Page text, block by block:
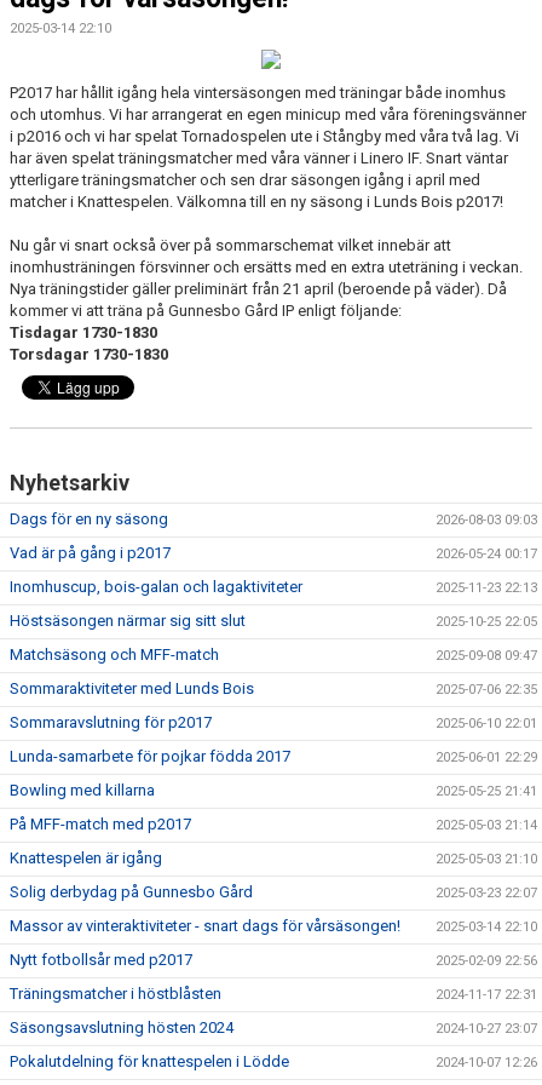
KONTAKT
2025-03-14 22:10
P2017 har hållit igång hela vintersäsongen med träningar både inomhus
och utomhus. Vi har arrangerat en egen minicup med våra föreningsvänner
i p2016 och vi har spelat Tornadospelen ute i Stångby med våra två lag. Vi
har även spelat träningsmatcher med våra vänner i Linero IF. Snart väntar
ytterligare träningsmatcher och sen drar säsongen igång i april med
matcher i Knattespelen. Välkomna till en ny säsong i Lunds Bois p2017!
Nu går vi snart också över på sommarschemat vilket innebär att
inomhusträningen försvinner och ersätts med en extra uteträning i veckan.
Nya träningstider gäller preliminärt från 21 april (beroende på väder). Då
kommer vi att träna på Gunnesbo Gård IP enligt följande:
Tisdagar 1730-1830
Torsdagar 1730-1830
Nyhetsarkiv
Dags för en ny säsong 2026-08-03 09:03
Vad är på gång i p2017 2026-05-24 00:17
Inomhuscup, bois-galan och lagaktiviteter 2025-11-23 22:13
Höstsäsongen närmar sig sitt slut 2025-10-25 22:05
Matchsäsong och MFF-match 2025-09-08 09:47
Sommaraktiviteter med Lunds Bois 2025-07-06 22:35
Sommaravslutning för p2017 2025-06-10 22:01
Lunda-samarbete för pojkar födda 2017 2025-06-01 22:29
Bowling med killarna 2025-05-25 21:41
På MFF-match med p2017 2025-05-03 21:14
Knattespelen är igång 2025-05-03 21:10
Solig derbydag på Gunnesbo Gård 2025-03-23 22:07
Massor av vinteraktiviteter - snart dags för vårsäsongen! 2025-03-14 22:10
Nytt fotbollsår med p2017 2025-02-09 22:56
Träningsmatcher i höstblåsten 2024-11-17 22:31
Säsongsavslutning hösten 2024 2024-10-27 23:07
Pokalutdelning för knattespelen i Lödde 2024-10-07 12:26